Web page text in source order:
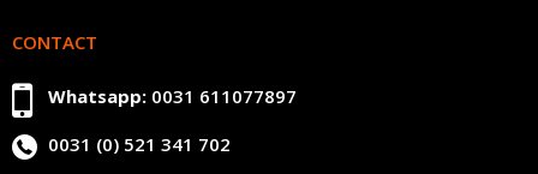
CONTACT
Whatsapp: 0031 611077897
0031 (0) 521 341 702